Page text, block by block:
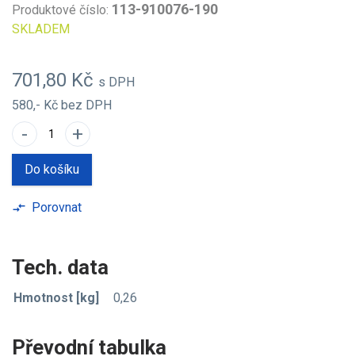
Produktové číslo: 113-910076-190
SKLADEM
701,80 Kč s DPH
580,- Kč bez DPH
- +
Do košíku
compare_arrows Porovnat
Tech. data
Hmotnost [kg] 0,26
Převodní tabulka